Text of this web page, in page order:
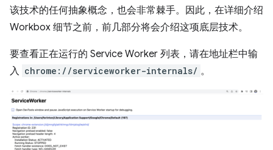
该技术的任何抽象概念，也会非常棘手。因此，在详细介绍
Workbox 细节之前，前几部分将会介绍这项底层技术。
要查看正在运行的 Service Worker 列表，请在地址栏中输
入 chrome://serviceworker-internals/ 。